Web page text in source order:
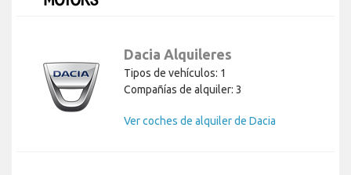
Dacia Alquileres
Tipos de vehículos: 1
Compañías de alquiler: 3
Ver coches de alquiler de Dacia